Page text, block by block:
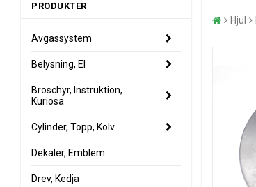
PRODUKTER
Avgassystem
Belysning, El
Broschyr, Instruktion,
Kuriosa
Cylinder, Topp, Kolv
Dekaler, Emblem
Drev, Kedja
Hjul